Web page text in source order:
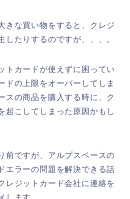
きな買い物をすると、クレジ
したりするのですが、、、。
トカードが使えずに困ってい
ドの上限をオーバーしてしま
スの商品を購入する時に、ク
起こしてしまった原因かもし
前ですが、アルプスベースの
エラーの問題を解決できる話
レジットカード会社に連絡を
します。